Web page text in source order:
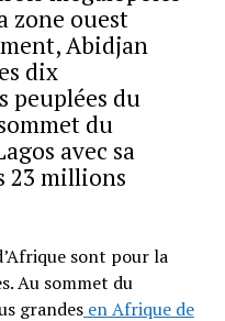
zone ouest
Abidjan
dix
peuplées du
du
avec sa
23 millions
sont pour la
Au sommet du
grandesen Afrique de